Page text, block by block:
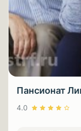
Пансионат
4.0